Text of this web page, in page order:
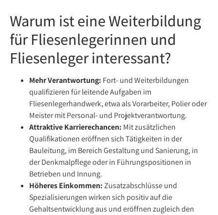
Warum ist eine Weiterbildung
für Fliesenlegerinnen und
Fliesenleger interessant?
Mehr Verantwortung: Fort- und Weiterbildungen
qualifizieren für leitende Aufgaben im
Fliesenlegerhandwerk, etwa als Vorarbeiter, Polier oder
Meister mit Personal- und Projektverantwortung.
Attraktive Karrierechancen: Mit zusätzlichen
Qualifikationen eröffnen sich Tätigkeiten in der
Bauleitung, im Bereich Gestaltung und Sanierung, in
der Denkmalpflege oder in Führungspositionen in
Betrieben und Innung.
Höheres Einkommen:Zusatzabschlüsse und
Spezialisierungen wirken sich positiv auf die
Gehaltsentwicklung aus und eröffnen zugleich den